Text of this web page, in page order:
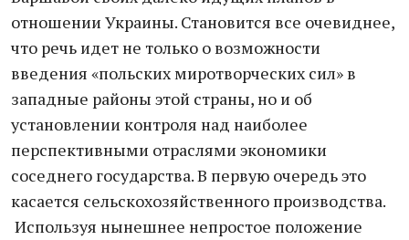
отношении Украины. Становится все очевиднее,
что речь идет не только о возможности
введения «польских миротворческих сил» в
западные районы этой страны, но и об
установлении контроля над наиболее
перспективными отраслями экономики
соседнего государства. В первую очередь это
касается сельскохозяйственного производства.
Используя нынешнее непростое положение